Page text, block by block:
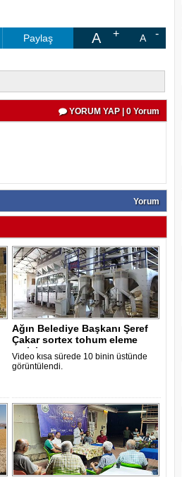
Paylaş A A
YORUM YAP | 0 Yorum
Yorum
Ağın Belediye Başkanı Şeref
Çakar sortex tohum eleme
tesisi..
Video kısa sürede 10 binin üstünde
görüntülendi.